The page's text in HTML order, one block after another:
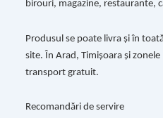
birouri, magazine, restaurante,
Produsul se poate livra și în
site. În Arad, Timișoara și
transport gratuit.
Recomandări de servire